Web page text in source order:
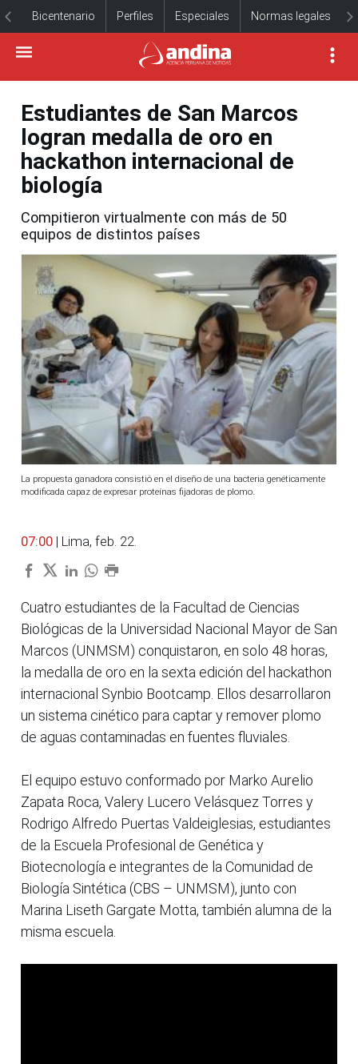
Bicentenario Perfiles Especiales Normas legales
Estudiantes de San Marcos
logran medalla de oro en
hackathon internacional de
biología
Compitieron virtualmente con más de 50
equipos de distintos países
La propuesta ganadora consistió en el diseño de una bacteria genéticamente
modificada capaz de expresar proteínas fijadoras de plomo.
07:00 | Lima, feb. 22.
Cuatro estudiantes de la Facultad de Ciencias
Biológicas de la Universidad Nacional Mayor de San
Marcos (UNMSM) conquistaron, en solo 48 horas,
la medalla de oro en la sexta edición del hackathon
internacional Synbio Bootcamp. Ellos desarrollaron
un sistema cinético para captar y remover plomo
de aguas contaminadas en fuentes fluviales.
El equipo estuvo conformado por Marko Aurelio
Zapata Roca, Valery Lucero Velásquez Torres y
Rodrigo Alfredo Puertas Valdeiglesias, estudiantes
de la Escuela Profesional de Genética y
Biotecnología e integrantes de la Comunidad de
Biología Sintética (CBS – UNMSM), junto con
Marina Liseth Gargate Motta, también alumna de la
misma escuela.